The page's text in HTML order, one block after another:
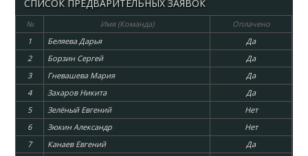
СПИСОК ПРЕДВАРИТЕЛЬНЫХ ЗАЯВОК
№ Имя (Команда)
Оплачено
1
Беляева Дарья
Да
2
Борзин Сергей
Да
3
Гневашева Мария
Да
4
Захаров Никита
Да
5
Зелёный Евгений
Нет
6
Зюкин Александр
Нет
7
Канаев Евгений
Да